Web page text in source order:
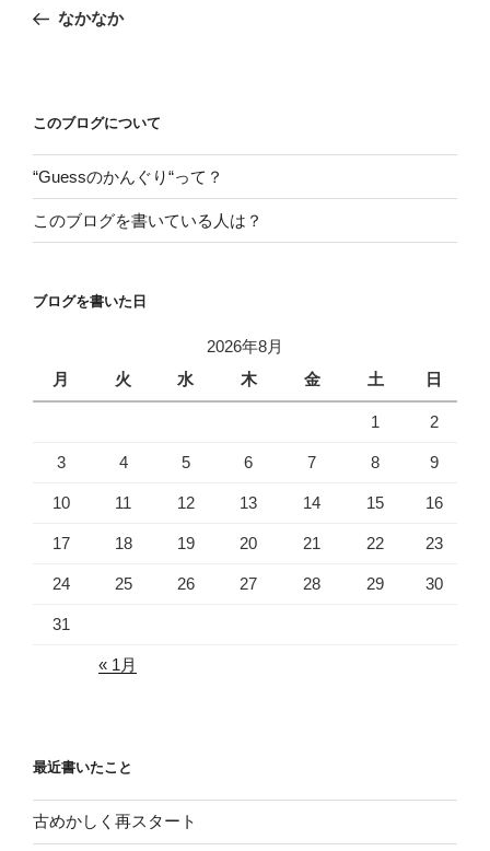
ナ
ー
シ
ョ
ン
の
なかなか
このブログについて
“Guessのかんぐり“って？
このブログを書いている人は？
ブログを書いた日
2026年8月
月
火 水 木 金 土 日
1 2
3 4 5 6 7 8 9
10 11 12 13 14 15 16
17 18 19 20 21 22 23
24 25 26 27 28 29 30
31
« 1月
最近書いたこと
古めかしく再スタート